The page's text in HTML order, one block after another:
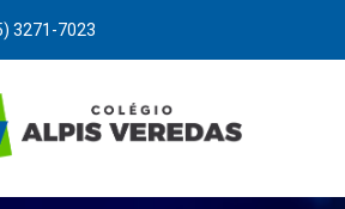
3271-7023